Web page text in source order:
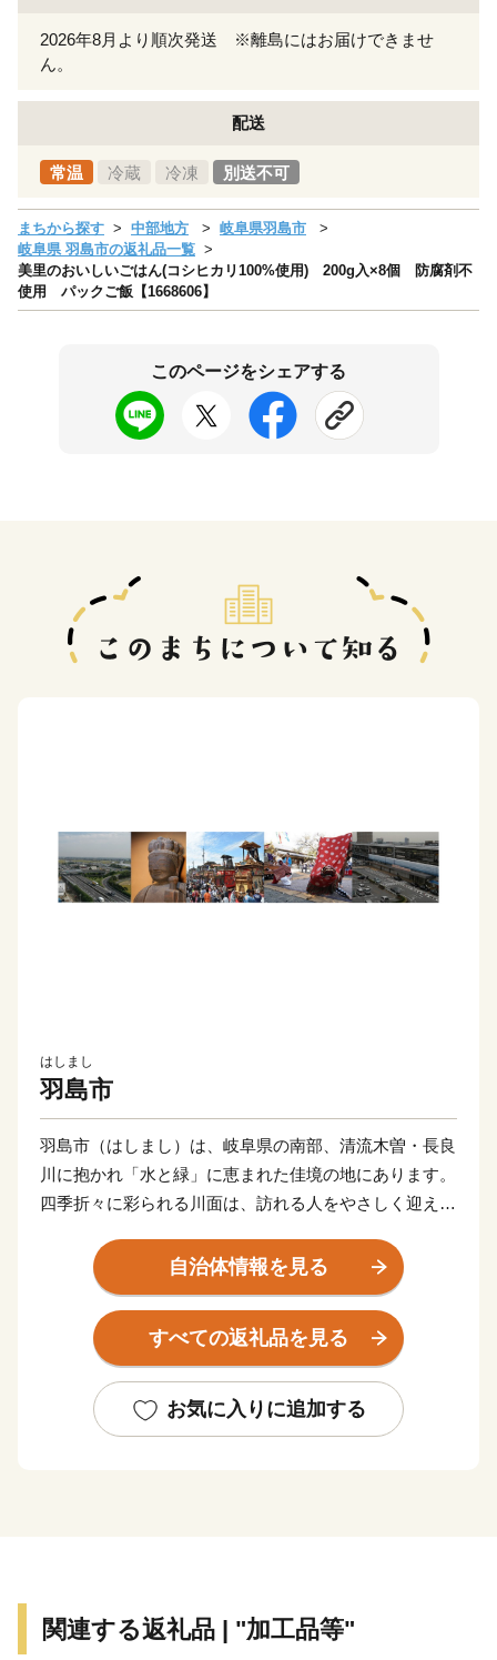
2026年8月より順次発送 ※離島にはお届けできませ
ん。
配送
常温 冷蔵 冷凍 別送不可
まちから探す 中部地方
岐阜県羽島市
岐阜県 羽島市の返礼品一覧
美里のおいしいごはん(コシヒカリ100%使用) 200g入×8個 防腐剤不
使用 パックご飯【1668606】
このページをシェアする
はしまし
羽島市
羽島市（はしまし）は、岐阜県の南部、清流木曽・長良
川に抱かれ「水と緑」に恵まれた佳境の地にあります。
四季折々に彩られる川面は、訪れる人をやさしく迎えて
東海道新幹線岐阜羽島駅、名神高速道路岐阜羽島インタ
ーチェンジを併せ持つ「岐阜県の表玄関」羽島市は、こ
のような自然豊かな地で、交通の要衝としても大きく発
展しています。
く、注目される都市の一つとして数えられています。
自治体情報を見る
すべての返礼品を見る
お気に入りに追加する
関連する返礼品 | "加工品等"